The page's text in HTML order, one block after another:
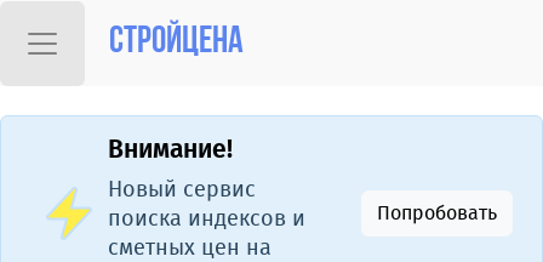
Стройцена
Внимание!
Новый сервис
поиска индексов и
сметных цен на
Попробовать